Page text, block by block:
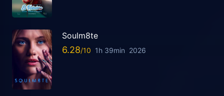
Soulm8te
6.28 1h 39min 2026